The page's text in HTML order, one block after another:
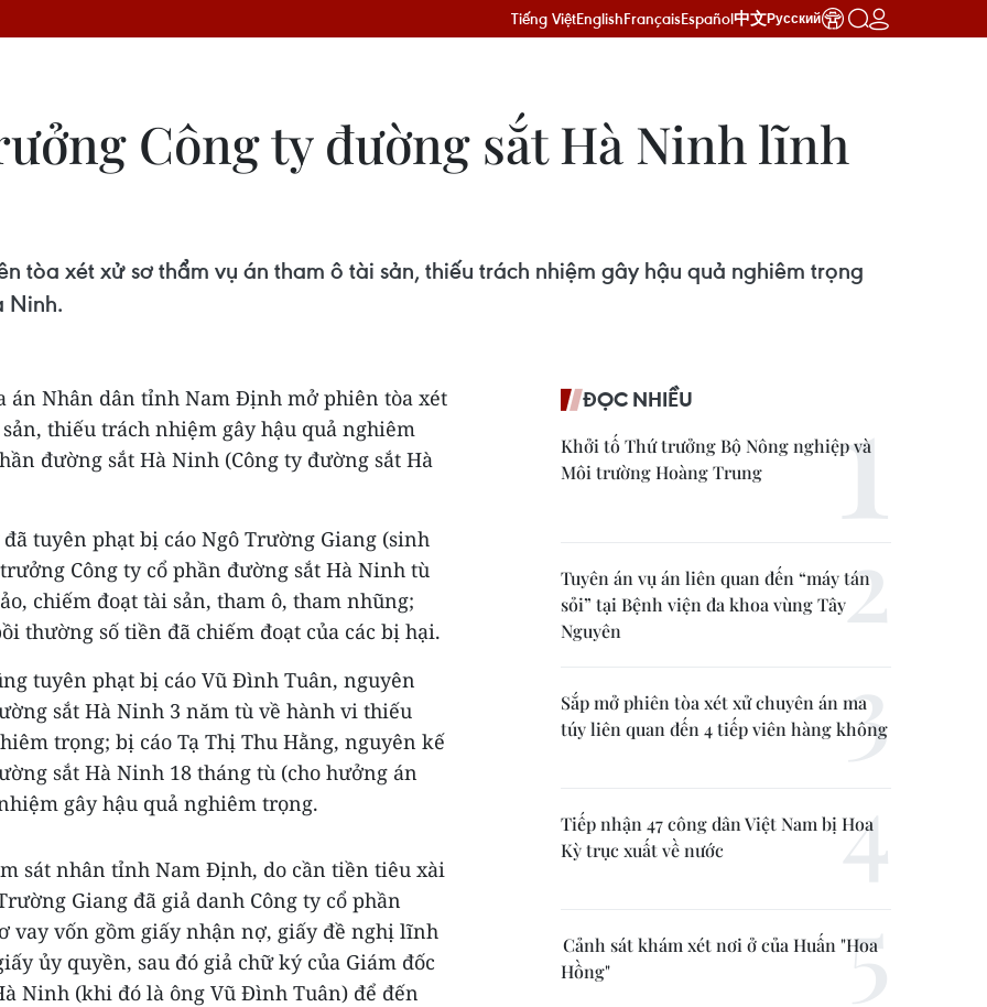
Tiếng ViệtEnglishFrançaisEspañol中文Русский
Công ty đường sắt Hà Ninh lĩnh
tòa xét xử sơ thẩm vụ án tham ô tài sản, thiếu trách nhiệm gây hậu quả nghiêm trọng
Ninh.
án Nhân dân tỉnh Nam Định mở phiên tòa xét
thiếu trách nhiệm gây hậu quả nghiêm
đường sắt Hà Ninh (Công ty đường sắt Hà
tuyên phạt bị cáo Ngô Trường Giang (sinh
Công ty cổ phần đường sắt Hà Ninh tù
chiếm đoạt tài sản, tham ô, tham nhũng;
thường số tiền đã chiếm đoạt của các bị hại.
tuyên phạt bị cáo Vũ Đình Tuân, nguyên
sắt Hà Ninh 3 năm tù về hành vi thiếu
trọng; bị cáo Tạ Thị Thu Hằng, nguyên kế
sắt Hà Ninh 18 tháng tù (cho hưởng án
gây hậu quả nghiêm trọng.
sát nhân tỉnh Nam Định, do cần tiền tiêu xài
Giang đã giả danh Công ty cổ phần
vay vốn gồm giấy nhận nợ, giấy đề nghị lĩnh
ủy quyền, sau đó giả chữ ký của Giám đốc
Ninh (khi đó là ông Vũ Đình Tuân) để đến
ĐỌC NHIỀU
Khởi tố Thứ trưởng Bộ Nông nghiệp và
Môi trường Hoàng Trung
Tuyên án vụ án liên quan đến “máy tán
sỏi” tại Bệnh viện đa khoa vùng Tây
Nguyên
Sắp mở phiên tòa xét xử chuyên án ma
túy liên quan đến 4 tiếp viên hàng không
Tiếp nhận 47 công dân Việt Nam bị Hoa
Kỳ trục xuất về nước
Cảnh sát khám xét nơi ở của Huấn "Hoa
Hồng"